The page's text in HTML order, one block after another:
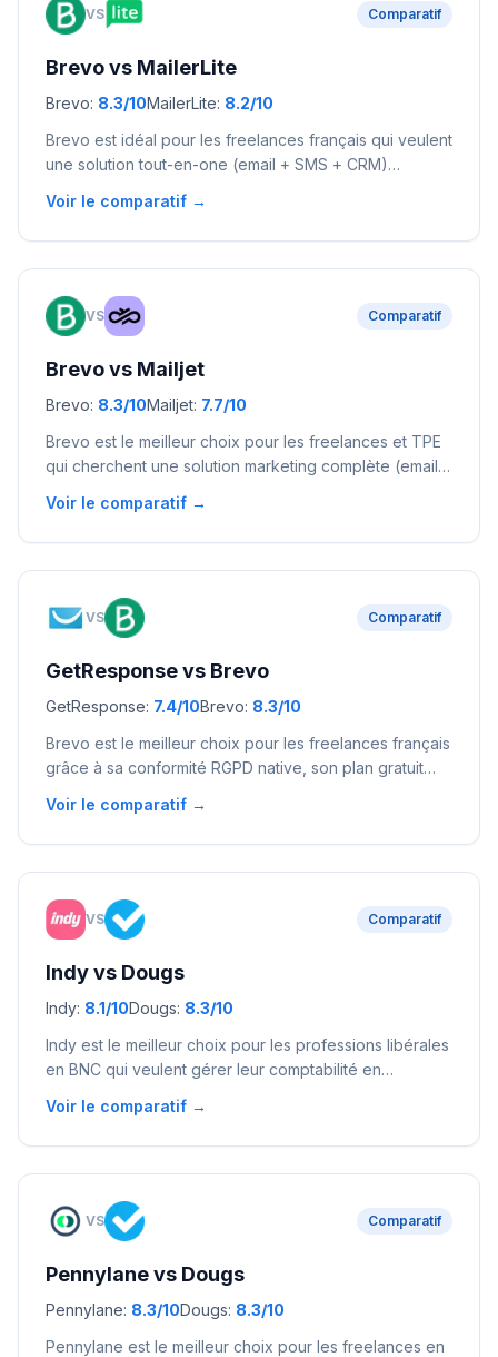
VS Comparatif
Brevovs MailerLite
Brevo: 8.3/10MailerLite: 8.2/10
Brevo est idéal pour les freelances français qui veulent
une solution tout-en-one (email + SMS + CRM)
les débutants avec un budget serré grâce à son
interface ultra-simple et son plan gratuit de 1 000
Voir le comparatif →
VS Comparatif
Brevovs Mailjet
Brevo: 8.3/10Mailjet: 7.7/10
Brevo est le meilleur choix pour les freelances et TPE
qui cherchent une solution marketing complète (email +
développeurs et entreprises qui ont besoin d'emails
transactionnels fiables et d'une API robuste.
Voir le comparatif →
VS Comparatif
GetResponsevs Brevo
GetResponse: 7.4/10Brevo: 8.3/10
Brevo est le meilleur choix pour les freelances français
grâce à sa conformité RGPD native, son plan gratuit
se démarque par ses webinaires intégrés et ses
tunnels de conversion, idéal pour les infopreneurs et
Voir le comparatif →
VS Comparatif
Indyvs Dougs
Indy: 8.1/10Dougs: 8.3/10
Indy est le meilleur choix pour les professions libérales
en BNC qui veulent gérer leur comptabilité en
freelances qui préfèrent déléguer totalement leur
comptabilité à un expert-comptable humain inclus dans
Voir le comparatif →
VS Comparatif
Pennylanevs Dougs
Pennylane: 8.3/10Dougs: 8.3/10
Pennylane est le meilleur choix pour les freelances en